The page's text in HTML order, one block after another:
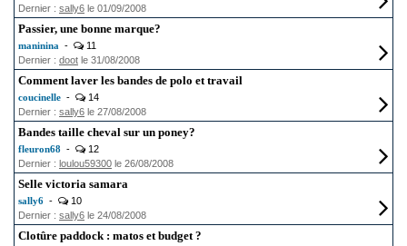
Dernier : sally6 le 01/09/2008
Passier, une bonne marque?
maninina -
11
Dernier : doot le 31/08/2008
Comment laver les bandes de polo et travail
coucinelle -
14
Dernier : sally6 le 27/08/2008
Bandes taille cheval sur un poney?
fleuron68 -
12
Dernier : loulou59300 le 26/08/2008
Selle victoria samara
sally6 -
10
Dernier : sally6 le 24/08/2008
Clotûre paddock : matos et budget ?